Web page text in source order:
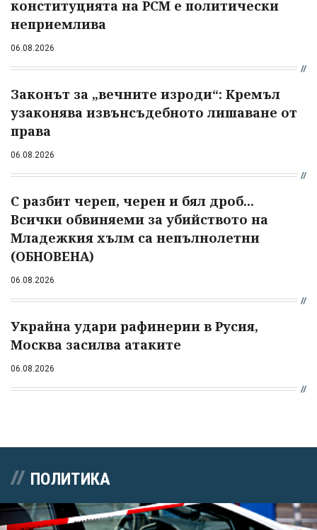
конституцията на РСМ е политически
неприемлива
06.08.2026
Законът за „вечните изроди“: Кремъл
узаконява извънсъдебното лишаване от
права
06.08.2026
С разбит череп, черен и бял дроб...
Всички обвиняеми за убийството на
Младежкия хълм са непълнолетни
(ОБНОВЕНА)
06.08.2026
Украйна удари рафинерии в Русия,
Москва засилва атаките
06.08.2026
ПОЛИТИКА